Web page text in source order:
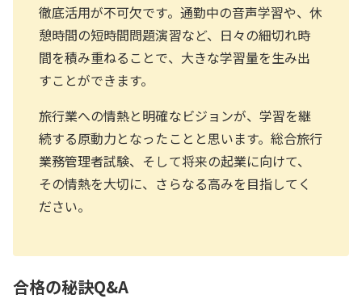
徹底活用が不可欠です。通勤中の音声学習や、休
憩時間の短時間問題演習など、日々の細切れ時
間を積み重ねることで、大きな学習量を生み出
すことができます。
旅行業への情熱と明確なビジョンが、学習を継
続する原動力となったことと思います。総合旅行
業務管理者試験、そして将来の起業に向けて、
その情熱を大切に、さらなる高みを目指してく
ださい。
合格の秘訣Q&A